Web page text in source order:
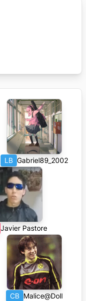
LB Gabriel89_2002
Javier Pastore
CB Malice@Doll